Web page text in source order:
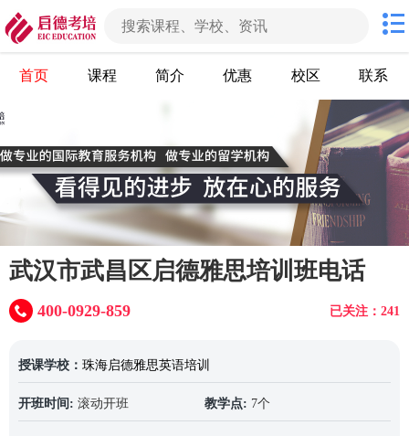
首页 课程 简介 优惠 校区 联系
武汉市武昌区启德雅思培训班电话
已关注：241
400-0929-859
授课学校： 珠海启德雅思英语培训
开班时间: 滚动开班 教学点: 7个